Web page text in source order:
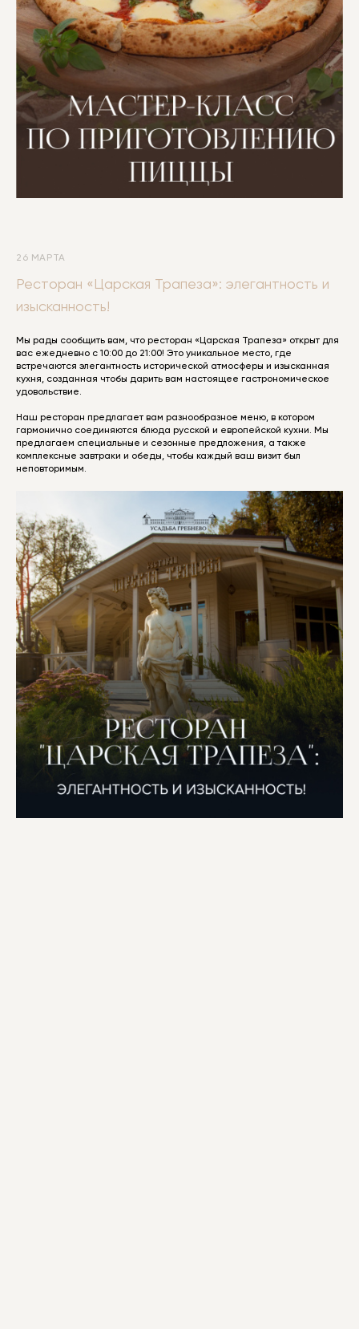
26 МАРТА
Ресторан «Царская Трапеза»: элегантность и
изысканность!
Мы рады сообщить вам, что ресторан «Царская Трапеза» открыт для
вас ежедневно с 10:00 до 21:00! Это уникальное место, где
встречаются элегантность исторической атмосферы и изысканная
кухня, созданная чтобы дарить вам настоящее гастрономическое
удовольствие.
Наш ресторан предлагает вам разнообразное меню, в котором
гармонично соединяются блюда русской и европейской кухни. Мы
предлагаем специальные и сезонные предложения, а также
комплексные завтраки и обеды, чтобы каждый ваш визит был
неповторимым.